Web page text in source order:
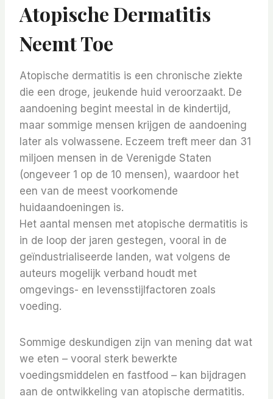
Atopische Dermatitis
Neemt Toe
Atopische dermatitis is een chronische ziekte
die een droge, jeukende huid veroorzaakt. De
aandoening begint meestal in de kindertijd,
maar sommige mensen krijgen de aandoening
later als volwassene. Eczeem treft meer dan 31
miljoen mensen in de Verenigde Staten
(ongeveer 1 op de 10 mensen), waardoor het
een van de meest voorkomende
huidaandoeningen is.
Het aantal mensen met atopische dermatitis is
in de loop der jaren gestegen, vooral in de
geïndustrialiseerde landen, wat volgens de
auteurs mogelijk verband houdt met
omgevings- en levensstijlfactoren zoals
voeding.
Sommige deskundigen zijn van mening dat wat
we eten – vooral sterk bewerkte
voedingsmiddelen en fastfood – kan bijdragen
aan de ontwikkeling van atopische dermatitis.